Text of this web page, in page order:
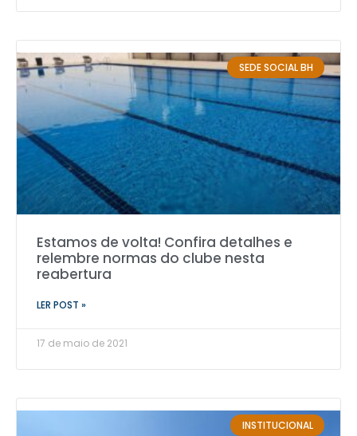
SEDE SOCIAL BH
Estamos de volta! Confira detalhes e
relembre normas do clube nesta
reabertura
LER POST »
17 de maio de 2021
INSTITUCIONAL